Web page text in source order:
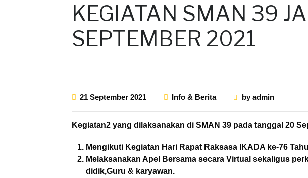
KEGIATAN SMAN 39
SEPTEMBER 2021
21 September 2021 Info & Berita byadmin
Kegiatan2 yang dilaksanakan di SMAN 39 pada tanggal 20
Mengikuti Kegiatan Hari Rapat Raksasa IKADA ke-76
Melaksanakan Apel Bersama secara Virtual sekaligus
didik,Guru & karyawan.